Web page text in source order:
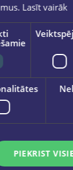
preces
Lasīt vairāk
PIEKRIST